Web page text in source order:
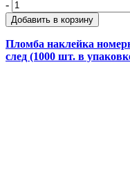
-
Добавить в корзину
Пломба наклейка
след (1000 шт. в